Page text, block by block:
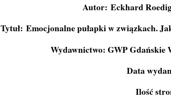
Autor: Eckhard
Tytuł: Emocjonalne pułapki w związkach.
Wydawnictwo: GWP Gdańskie
Data
Ilość